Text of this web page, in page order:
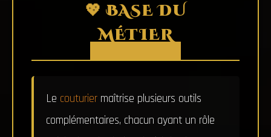
💖 BASE DU
MÉTIER
Le couturier maîtrise plusieurs outils
complémentaires, chacun ayant un rôle